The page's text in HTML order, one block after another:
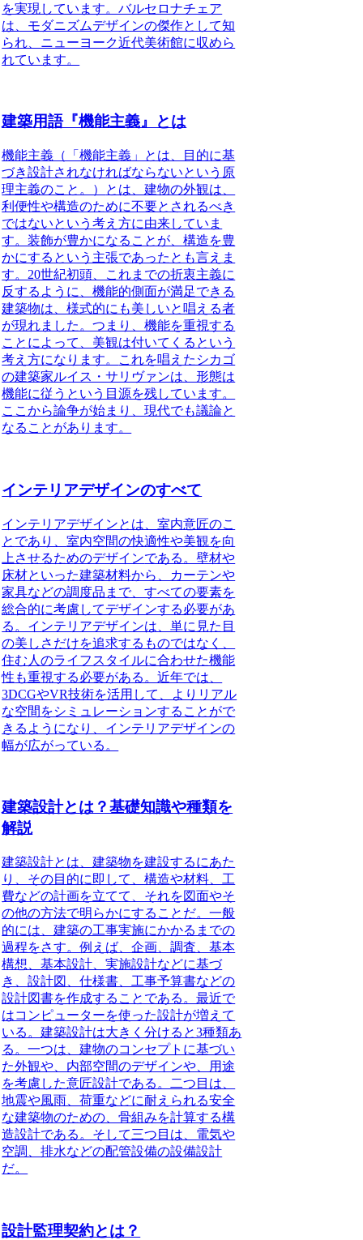
を実現しています。バルセロナチェア
は、モダニズムデザインの傑作として知
られ、ニューヨーク近代美術館に収めら
れています。
建築用語『機能主義』とは
機能主義（「機能主義」とは、目的に基
づき設計されなければならないという原
理主義のこと。）
とは、建物の外観は、
利便性や構造のために不要とされるべき
ではないという考え方に由来していま
す。装飾が豊かになることが、構造を豊
かにするという主張であったとも言えま
す。20世紀初頭、これまでの折衷主義に
反するように、機能的側面が満足できる
建築物は、様式的にも美しいと唱える者
が現れました。つまり、機能を重視する
ことによって、美観は付いてくるという
考え方になります。
これを唱えたシカゴ
の建築家ルイス・サリヴァンは、形態は
機能に従うという目源を残しています。
ここから論争が始まり、現代でも議論と
なることがあります。
インテリアデザインのすべて
インテリアデザインとは、室内意匠のこ
と であり、室内空間の快適性や美観を向
上させるためのデザインである。壁材や
床材といった建築材料から、カーテンや
家具などの調度品まで、すべての要素を
総合的に考慮してデザインする必要があ
る。インテリアデザインは、単に見た目
の美しさだけを追求するものではなく、
住む人のライフスタイルに合わせた機能
性 も重視する必要がある。近年では、
3DCGやVR技術を活用して、よりリアル
な空間をシミュレーションすることがで
きるようになり、インテリアデザインの
幅が広がっている。
建築設計とは？基礎知識や種類を
解説
建築設計とは、建築物を建設するにあた
り、その目的に即して、構造や材料、工
費などの計画を立てて、それを図面やそ
の他の方法で明らかにすること だ。一般
的には、建築の工事実施にかかるまでの
過程をさす。例えば、企画、調査、基本
構想、基本設計、実施設計などに基づ
き、設計図、仕様書、工事予算書などの
設計図書を作成することである。最近で
はコンピューターを使った設計が増えて
いる。建築設計は大きく分けると3種類あ
る。一つは、建物のコンセプトに基づい
た外観や、内部空間のデザインや、用途
を考慮した意匠設計である。二つ目は、
地震や風雨、荷重などに耐えられる安全
な建築物のための、骨組みを計算する構
造設計である。そして三つ目は、電気や
空調、排水などの配管設備の設備設計
だ。
設計監理契約とは？